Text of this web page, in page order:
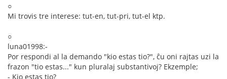
○
Mi trovis tre interese: tut-en, tut-pri, tut-el ktp.
○
luna01998:-
Por respondi al la demando "kio estas tio?", ĉu oni rajtas uzi la
frazon "tio estas..." kun pluralaj substantivoj? Ekzemple;
- Kio estas tio?